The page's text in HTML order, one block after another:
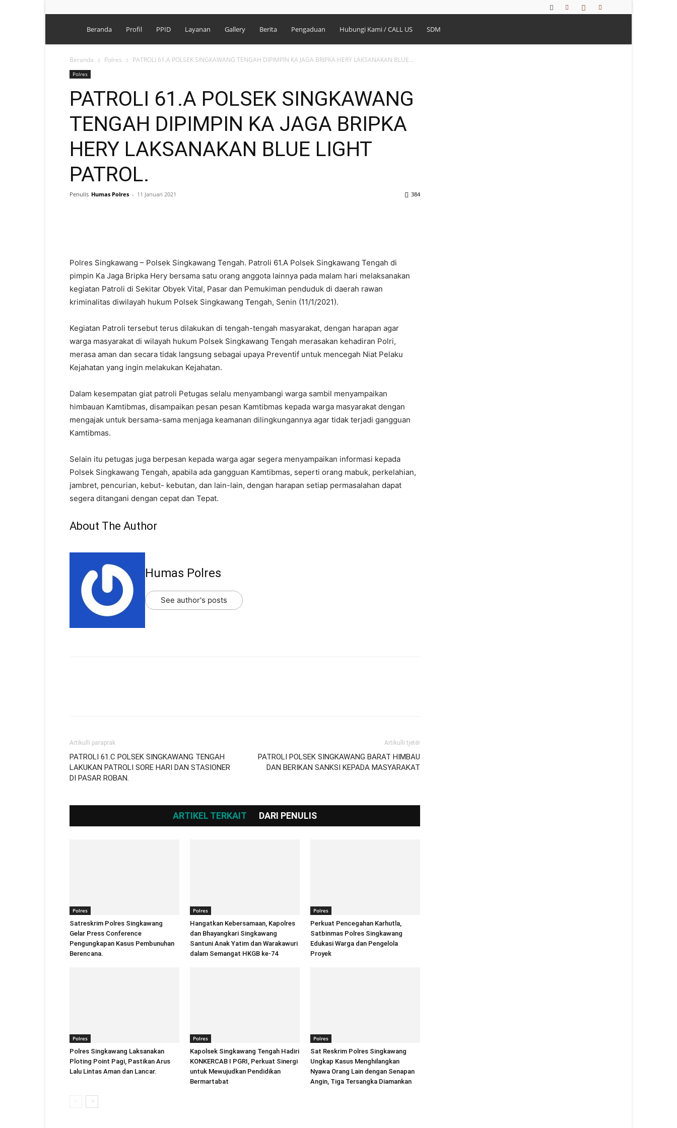
Polres
Singkawang
Beranda Profil PPID Layanan Gallery Berita Pengaduan Hubungi Kami / CALL US SDM
Beranda Polres PATROLI 61.A POLSEK SINGKAWANG TENGAH DIPIMPIN KA JAGA BRIPKA HERY LAKSANAKAN BLUE...
Polres
PATROLI 61.A POLSEK SINGKAWANG
TENGAH DIPIMPIN KA JAGA BRIPKA
HERY LAKSANAKAN BLUE LIGHT
PATROL.
Penulis Humas Polres - 11 Januari 2021 384
Polres Singkawang – Polsek Singkawang Tengah. Patroli 61.A Polsek Singkawang Tengah di
pimpin Ka Jaga Bripka Hery bersama satu orang anggota lainnya pada malam hari melaksanakan
kegiatan Patroli di Sekitar Obyek Vital, Pasar dan Pemukiman penduduk di daerah rawan
kriminalitas diwilayah hukum Polsek Singkawang Tengah, Senin (11/1/2021).
Kegiatan Patroli tersebut terus dilakukan di tengah-tengah masyarakat, dengan harapan agar
warga masyarakat di wilayah hukum Polsek Singkawang Tengah merasakan kehadiran Polri,
merasa aman dan secara tidak langsung sebagai upaya Preventif untuk mencegah Niat Pelaku
Kejahatan yang ingin melakukan Kejahatan.
Dalam kesempatan giat patroli Petugas selalu menyambangi warga sambil menyampaikan
himbauan Kamtibmas, disampaikan pesan pesan Kamtibmas kepada warga masyarakat dengan
mengajak untuk bersama-sama menjaga keamanan dilingkungannya agar tidak terjadi gangguan
Kamtibmas.
Selain itu petugas juga berpesan kepada warga agar segera menyampaikan informasi kepada
Polsek Singkawang Tengah, apabila ada gangguan Kamtibmas, seperti orang mabuk, perkelahian,
jambret, pencurian, kebut- kebutan, dan lain-lain, dengan harapan setiap permasalahan dapat
segera ditangani dengan cepat dan Tepat.
About The Author
Humas Polres
See author's posts
Artikulli paraprak
PATROLI 61.C POLSEK SINGKAWANG TENGAH
LAKUKAN PATROLI SORE HARI DAN STASIONER
DI PASAR ROBAN.
Artikulli tjetër
PATROLI POLSEK SINGKAWANG BARAT HIMBAU
DAN BERIKAN SANKSI KEPADA MASYARAKAT
ARTIKEL TERKAIT DARI PENULIS
Polres
Satreskrim Polres Singkawang
Gelar Press Conference
Pengungkapan Kasus Pembunuhan
Berencana.
Polres
Hangatkan Kebersamaan, Kapolres
dan Bhayangkari Singkawang
Santuni Anak Yatim dan Warakawuri
dalam Semangat HKGB ke-74
Polres
Perkuat Pencegahan Karhutla,
Satbinmas Polres Singkawang
Edukasi Warga dan Pengelola
Proyek
Polres
Polres Singkawang Laksanakan
Ploting Point Pagi, Pastikan Arus
Lalu Lintas Aman dan Lancar.
Polres
Kapolsek Singkawang Tengah Hadiri
KONKERCAB I PGRI, Perkuat Sinergi
untuk Mewujudkan Pendidikan
Bermartabat
Polres
Sat Reskrim Polres Singkawang
Ungkap Kasus Menghilangkan
Nyawa Orang Lain dengan Senapan
Angin, Tiga Tersangka Diamankan